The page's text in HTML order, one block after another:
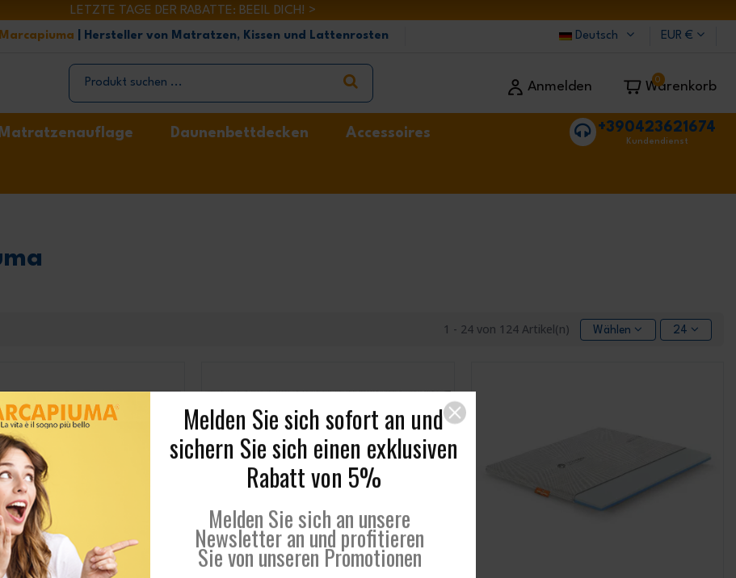
LETZTE TAGE DER RABATTE: BEEIL DICH! >
Marcapiuma | Hersteller von Matratzen, Kissen und Lattenrosten Deutsch EUR €
Anmelden 0
Warenkorb
Matratzenauflage Daunenbettdecken Accessoires +390423621674
Kundendienst
1 - 24 von 124 Artikel(n) Wählen 24